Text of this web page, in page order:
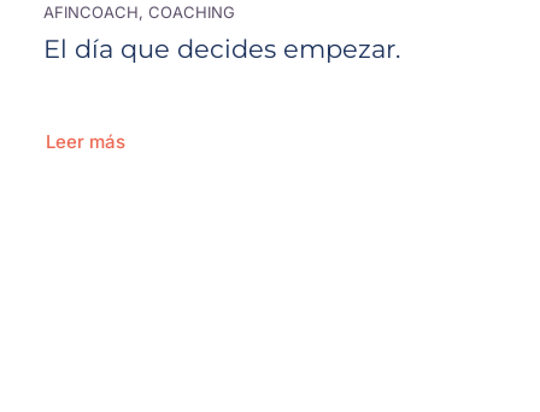
AFINCOACH, COACHING
El día que decides empezar.
Leer más